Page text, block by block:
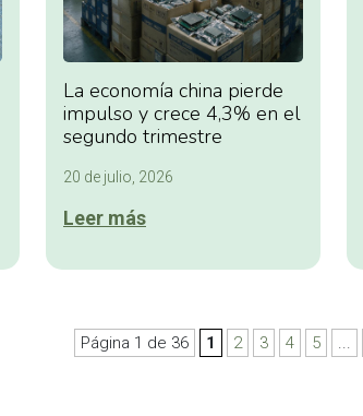
La economía china pierde
impulso y crece 4,3% en el
segundo trimestre
20 de julio, 2026
Leer más
Página 1 de 36 1 2 3 4 5 ...